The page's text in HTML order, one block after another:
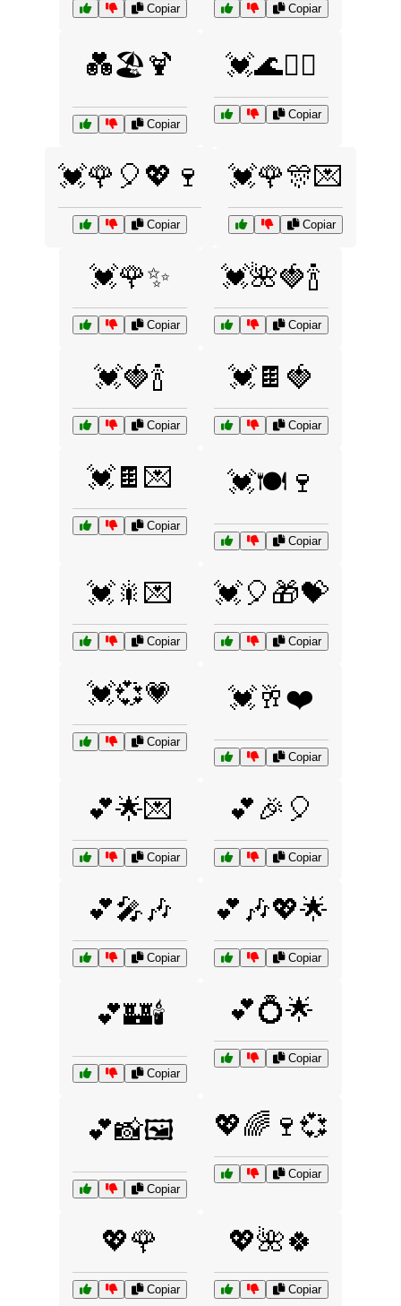
Copiar Copiar
💑🏖️🍹
Copiar
💓🌊🏄‍♀️
Copiar
💓🌹🎈💖🍷
Copiar
💓🌹🎊💌
Copiar
💓🌹✨
Copiar
💓🌺🍓🍾
Copiar
💓🍓🍾
Copiar
💓🍫🍓
Copiar
💓🍫💌
Copiar
💓🍽️🍷
Copiar
💓🎇💌
Copiar
💓🎈🎁💝
Copiar
💓💞💗
Copiar
💓🥂❤️
Copiar
💕🌟💌
Copiar
💕🎉🎈
Copiar
💕🎤🎶
Copiar
💕🎶💖🌟
Copiar
💕🏰🕯️
Copiar
💕💍🌟
Copiar
💕📸🖼️
Copiar
💖🌈🍷💞
Copiar
💖🌹
Copiar
💖🌺🍀
Copiar